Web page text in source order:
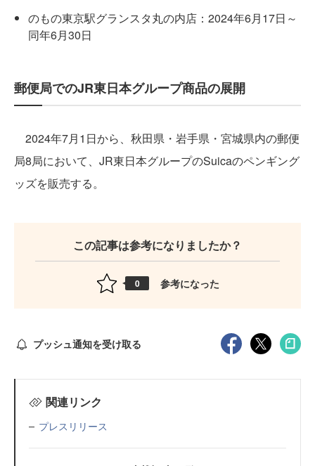
のもの東京駅グランスタ丸の内店：2024年6月17日～
同年6月30日
郵便局でのJR東日本グループ商品の展開
2024年7月1日から、秋田県・岩手県・宮城県内の郵便
局8局において、JR東日本グループのSuicaのペンギング
ッズを販売する。
この記事は参考になりましたか？
0 参考になった
プッシュ通知を受け取る
関連リンク
プレスリリース